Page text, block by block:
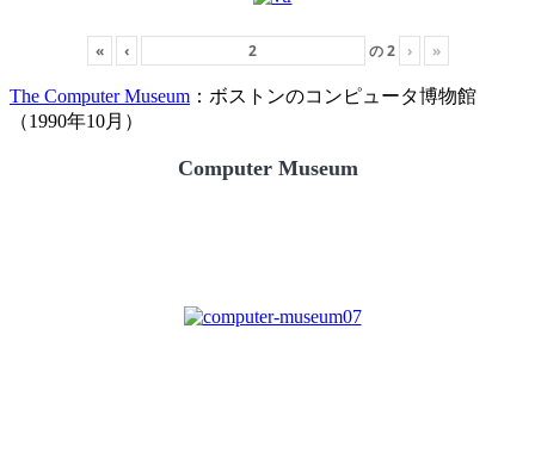
« ‹ の2 › »
The Computer Museum ：ボストンのコンピュータ博物館
（1990年10月）
Computer Museum